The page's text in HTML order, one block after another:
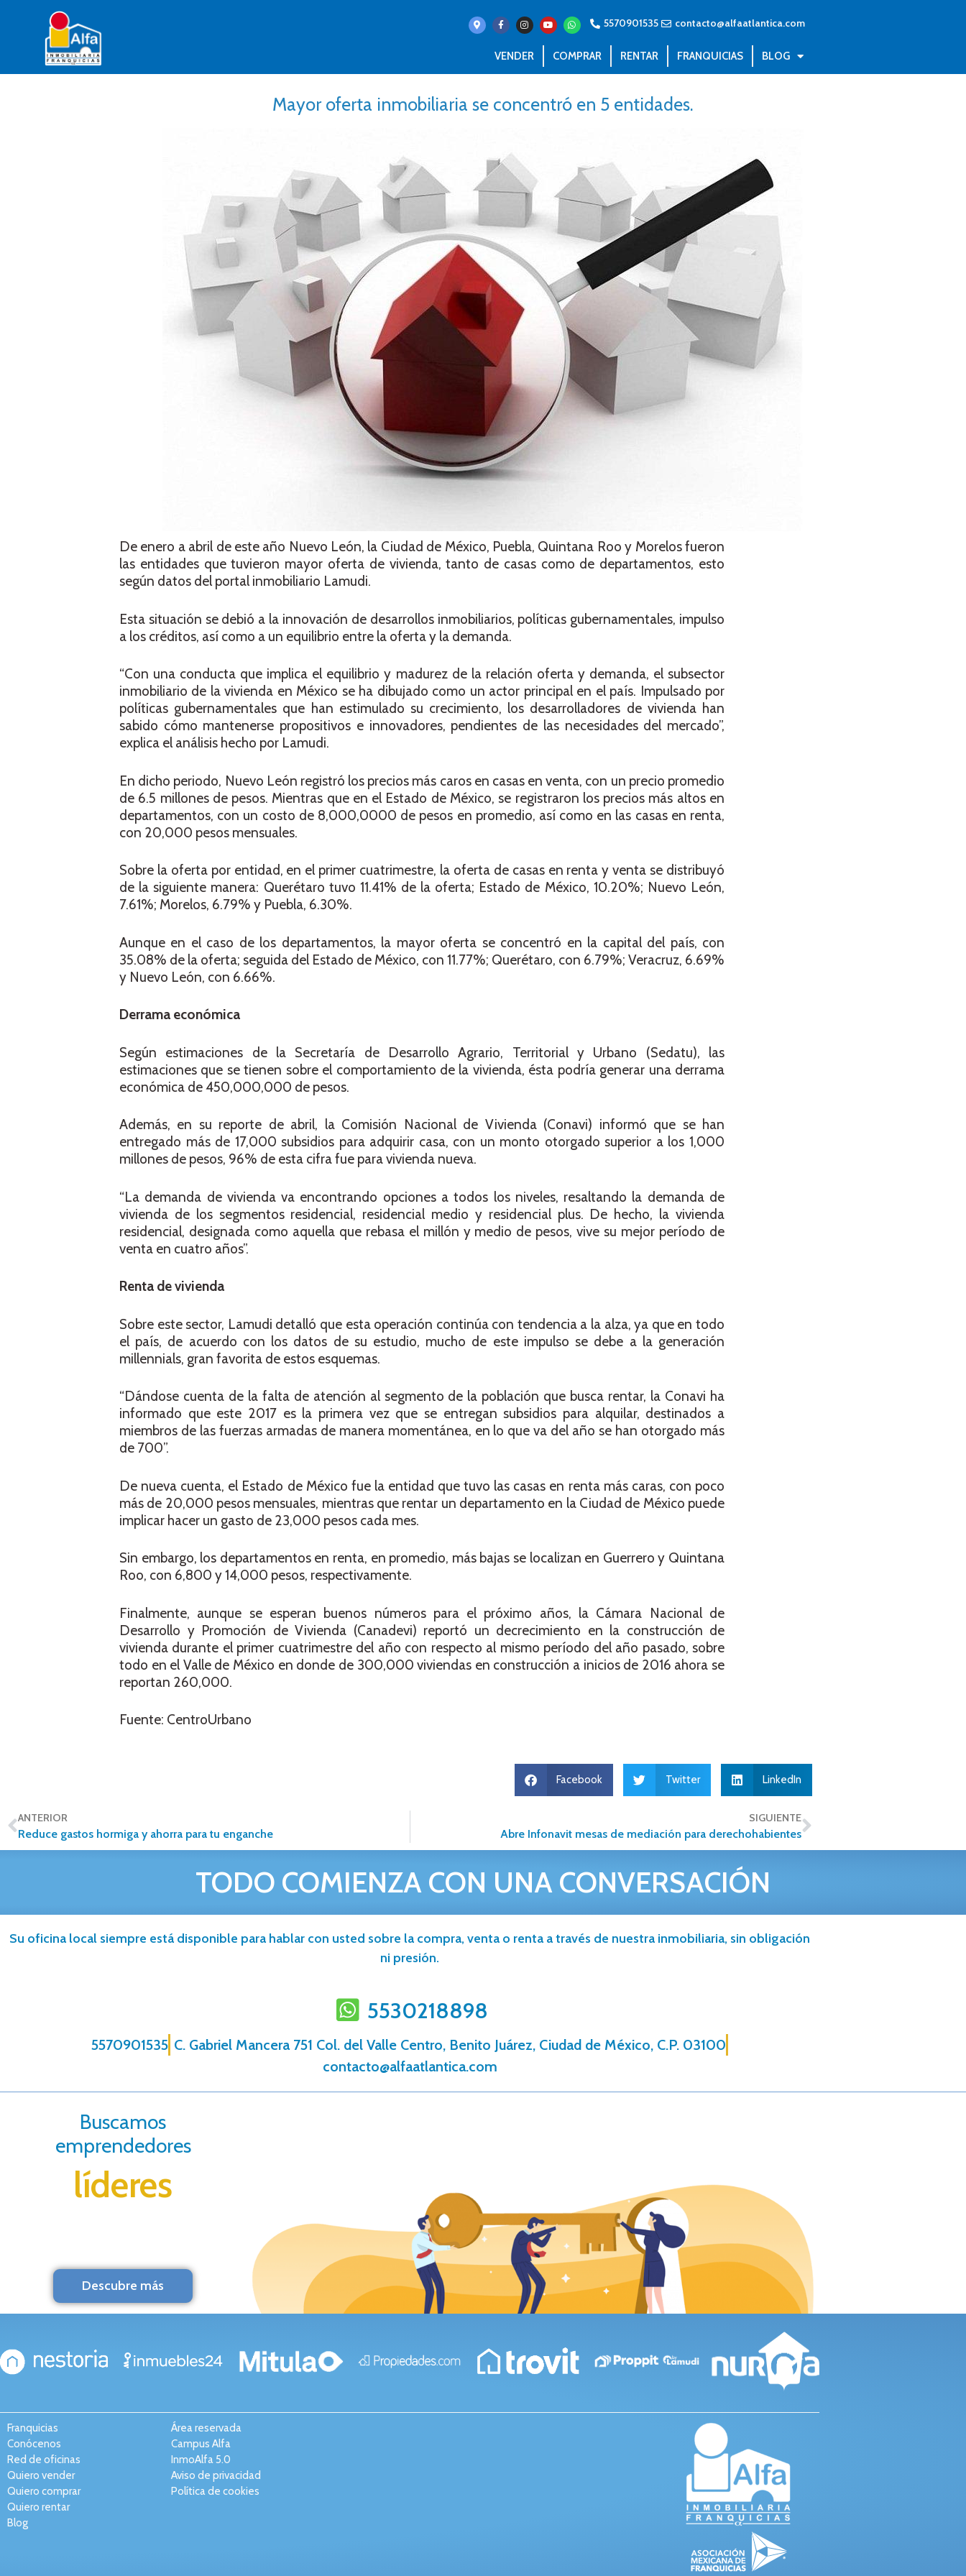
5570901535 contacto@alfaatlantica.com
VENDER COMPRAR RENTAR FRANQUICIAS BLOG
Mayor oferta inmobiliaria se concentró en 5 entidades.
De enero a abril de este año Nuevo León, la Ciudad de México, Puebla, Quintana Roo y Morelos fueron
las entidades que tuvieron mayor oferta de vivienda, tanto de casas como de departamentos, esto
según datos del portal inmobiliario Lamudi.
Esta situación se debió a la innovación de desarrollos inmobiliarios, políticas gubernamentales, impulso
a los créditos, así como a un equilibrio entre la oferta y la demanda.
“Con una conducta que implica el equilibrio y madurez de la relación oferta y demanda, el subsector
inmobiliario de la vivienda en México se ha dibujado como un actor principal en el país. Impulsado por
políticas gubernamentales que han estimulado su crecimiento, los desarrolladores de vivienda han
sabido cómo mantenerse propositivos e innovadores, pendientes de las necesidades del mercado”,
explica el análisis hecho por Lamudi.
En dicho periodo, Nuevo León registró los precios más caros en casas en venta, con un precio promedio
de 6.5 millones de pesos. Mientras que en el Estado de México, se registraron los precios más altos en
departamentos, con un costo de 8,000,0000 de pesos en promedio, así como en las casas en renta,
con 20,000 pesos mensuales.
Sobre la oferta por entidad, en el primer cuatrimestre, la oferta de casas en renta y venta se distribuyó
de la siguiente manera: Querétaro tuvo 11.41% de la oferta; Estado de México, 10.20%; Nuevo León,
7.61%; Morelos, 6.79% y Puebla, 6.30%.
Aunque en el caso de los departamentos, la mayor oferta se concentró en la capital del país, con
35.08% de la oferta; seguida del Estado de México, con 11.77%; Querétaro, con 6.79%; Veracruz, 6.69%
y Nuevo León, con 6.66%.
Derrama económica
Según estimaciones de la Secretaría de Desarrollo Agrario, Territorial y Urbano (Sedatu), las
estimaciones que se tienen sobre el comportamiento de la vivienda, ésta podría generar una derrama
económica de 450,000,000 de pesos.
Además, en su reporte de abril, la Comisión Nacional de Vivienda (Conavi) informó que se han
entregado más de 17,000 subsidios para adquirir casa, con un monto otorgado superior a los 1,000
millones de pesos, 96% de esta cifra fue para vivienda nueva.
“La demanda de vivienda va encontrando opciones a todos los niveles, resaltando la demanda de
vivienda de los segmentos residencial, residencial medio y residencial plus. De hecho, la vivienda
residencial, designada como aquella que rebasa el millón y medio de pesos, vive su mejor período de
venta en cuatro años”.
Renta de vivienda
Sobre este sector, Lamudi detalló que esta operación continúa con tendencia a la alza, ya que en todo
el país, de acuerdo con los datos de su estudio, mucho de este impulso se debe a la generación
millennials, gran favorita de estos esquemas.
“Dándose cuenta de la falta de atención al segmento de la población que busca rentar, la Conavi ha
informado que este 2017 es la primera vez que se entregan subsidios para alquilar, destinados a
miembros de las fuerzas armadas de manera momentánea, en lo que va del año se han otorgado más
de 700”.
De nueva cuenta, el Estado de México fue la entidad que tuvo las casas en renta más caras, con poco
más de 20,000 pesos mensuales, mientras que rentar un departamento en la Ciudad de México puede
implicar hacer un gasto de 23,000 pesos cada mes.
Sin embargo, los departamentos en renta, en promedio, más bajas se localizan en Guerrero y Quintana
Roo, con 6,800 y 14,000 pesos, respectivamente.
Finalmente, aunque se esperan buenos números para el próximo años, la Cámara Nacional de
Desarrollo y Promoción de Vivienda (Canadevi) reportó un decrecimiento en la construcción de
vivienda durante el primer cuatrimestre del año con respecto al mismo período del año pasado, sobre
todo en el Valle de México en donde de 300,000 viviendas en construcción a inicios de 2016 ahora se
reportan 260,000.
Fuente: CentroUrbano
Facebook Twitter LinkedIn
ANTERIOR
Reduce gastos hormiga y ahorra para tu enganche
SIGUIENTE
Abre Infonavit mesas de mediación para derechohabientes
TODO COMIENZA CON UNA CONVERSACIÓN
Su oficina local siempre está disponible para hablar con usted sobre la compra, venta o renta a través de nuestra inmobiliaria, sin obligación
ni presión.
5530218898
5570901535 C. Gabriel Mancera 751 Col. del Valle Centro, Benito Juárez, Ciudad de México, C.P. 03100
contacto@alfaatlantica.com
Buscamos
emprendedores
líderes
Descubre más
Franquicias
Conócenos
Red de oficinas
Quiero vender
Quiero comprar
Quiero rentar
Blog
Área reservada
Campus Alfa
InmoAlfa 5.0
Aviso de privacidad
Política de cookies